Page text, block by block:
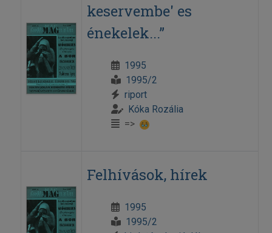
keservembe' es
énekelek...”
1995
1995/2
riport
Kóka Rozália
=>
Felhívások, hírek
1995
1995/2